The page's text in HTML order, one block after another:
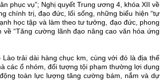
phục vụ”; Nghị quyết Trung ương 4, khóa XII về
chính trị, đạo đức, lối sống, những biểu hiện “tự
học tập và làm theo tư tưởng, đạo đức, phong
“Tăng cường lãnh đạo nâng cao văn hóa ứng
trải dài hàng chục km, cùng với đó là địa thế
các ổ nhóm, đối tượng tội phạm thường lợi dụng
toàn lực lượng tăng cường bám, nắm và dự